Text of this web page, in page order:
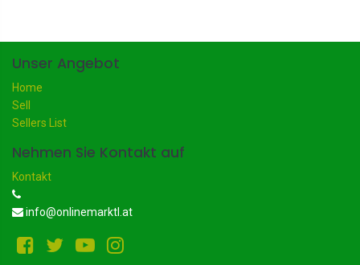
Unser Angebot
Home
Sell
Sellers List
Nehmen Sie Kontakt auf
Kontakt
info@onlinemarktl.at